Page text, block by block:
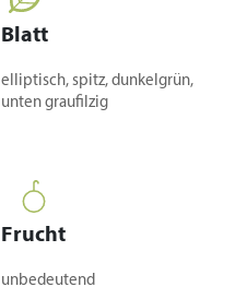
Blatt
elliptisch, spitz, dunkelgrün,
unten graufilzig
Frucht
unbedeutend